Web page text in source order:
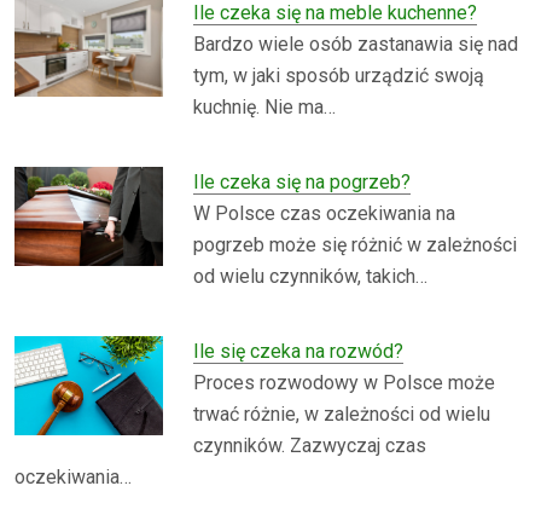
Ile czeka się na meble kuchenne?
Bardzo wiele osób zastanawia się nad
tym, w jaki sposób urządzić swoją
kuchnię. Nie ma…
Ile czeka się na pogrzeb?
W Polsce czas oczekiwania na
pogrzeb może się różnić w zależności
od wielu czynników, takich…
Ile się czeka na rozwód?
Proces rozwodowy w Polsce może
trwać różnie, w zależności od wielu
czynników. Zazwyczaj czas
oczekiwania…